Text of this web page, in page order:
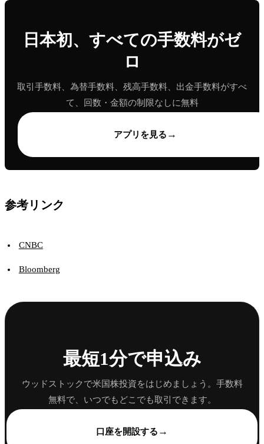
日本初、すべての手数料がゼ
ロ
取引手数料、為替手数料、残高手数料、出金手数料がすべ
て、回数・金額の制限なしに無料
アプリを見る →
参考リンク
CNBC
Bloomberg
最短1分で申込み
ウッドストックで米国株投資をはじめましょう。手数料
無料で、いつでもどこでも取引できます。
口座を開設する →